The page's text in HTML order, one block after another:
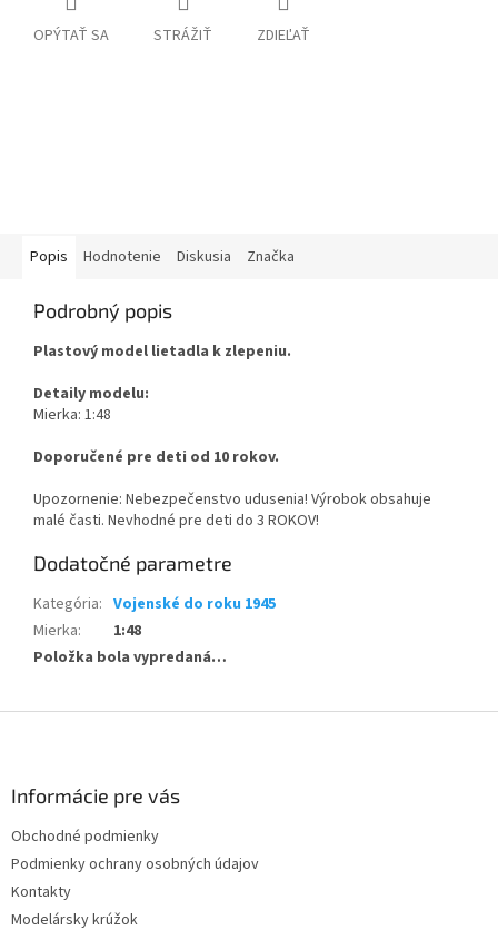
OPÝTAŤ SA STRÁŽIŤ ZDIEĽAŤ
Popis Hodnotenie Diskusia Značka
Podrobný popis
Plastový model lietadla k zlepeniu.
Detaily modelu:
Mierka: 1:48
Doporučené pre deti od 10 rokov.
Upozornenie: Nebezpečenstvo udusenia! Výrobok obsahuje
malé časti. Nevhodné pre deti do 3 ROKOV!
Dodatočné parametre
Kategória: Vojenské do roku 1945
Mierka:
1:48
Položka bola vypredaná…
Informácie pre vás
Obchodné podmienky
Podmienky ochrany osobných údajov
Kontakty
Modelársky krúžok